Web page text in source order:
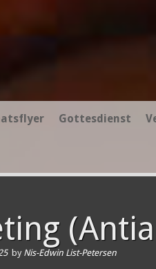
Gottesdienst
by Nis-Edwin List-Petersen